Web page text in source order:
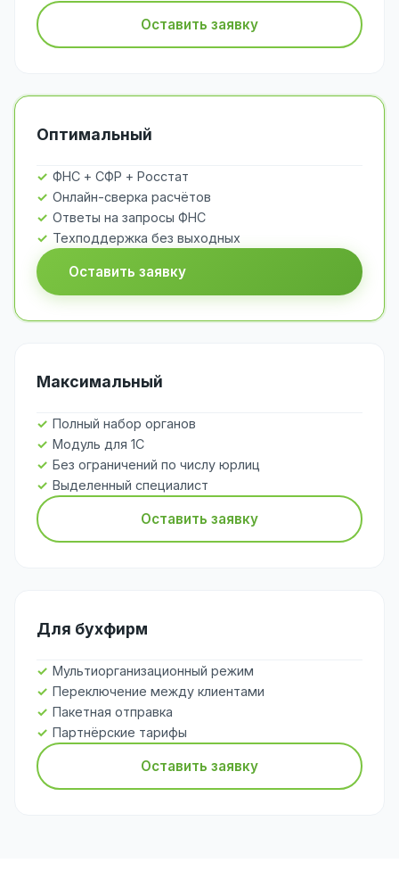
Оставить заявку
Оптимальный
ФНС + СФР + Росстат
Онлайн-сверка расчётов
Ответы на запросы ФНС
Техподдержка без выходных
Оставить заявку
Максимальный
Полный набор органов
Модуль для 1С
Без ограничений по числу юрлиц
Выделенный специалист
Оставить заявку
Для бухфирм
Мультиорганизационный режим
Переключение между клиентами
Пакетная отправка
Партнёрские тарифы
Оставить заявку